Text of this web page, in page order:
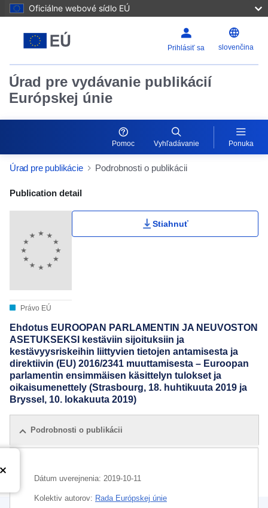
Oficiálne webové sídlo EÚ
Prihlásiť sa slovenčina
Úrad pre vydávanie publikácií
Európskej únie
Pomoc Vyhľadávanie Ponuka
Úrad pre publikácie Podrobnosti o publikácii
Publication Detail Actions Portlet
Publication detail
Právo EÚ
Stiahnuť
Ehdotus EUROOPAN PARLAMENTIN JA NEUVOSTON
ASETUKSEKSI kestäviin sijoituksiin ja
kestävyysriskeihin liittyvien tietojen antamisesta ja
direktiivin (EU) 2016/2341 muuttamisesta – Euroopan
parlamentin ensimmäisen käsittelyn tulokset ja
oikaisumenettely (Strasbourg, 18. huhtikuuta 2019 ja
Bryssel, 10. lokakuuta 2019)
Podrobnosti o publikácii
Dátum uverejnenia: 2019-10-11
Kolektiv autorov: Rada Európskej únie